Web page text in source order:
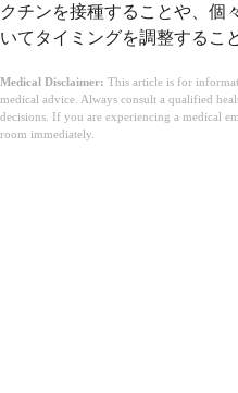
クチンを接種することや、個
いてタイミングを調整するこ
Medical Disclaimer: This article is for
medical advice. Always consult a qualified
decisions. If you are experiencing a medical
room immediately.